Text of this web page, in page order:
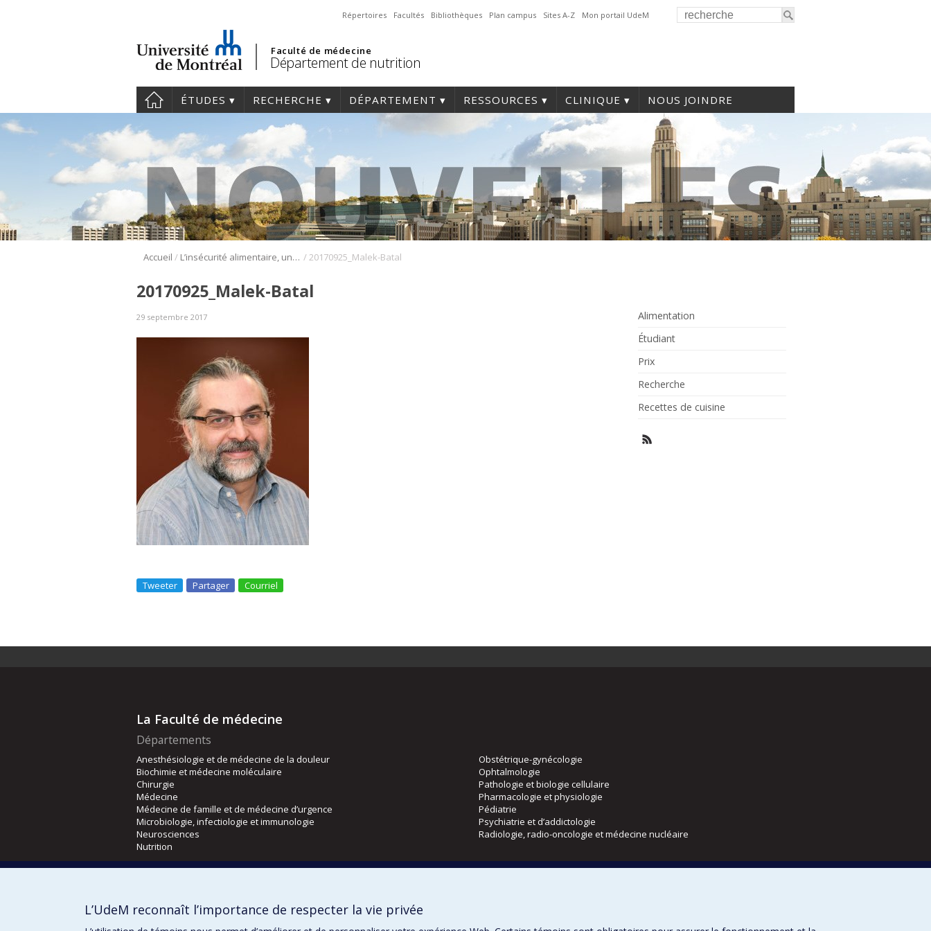
Répertoires Facultés Bibliothèques Plan campus Sites A-Z Mon portail UdeM
Faculté de médecine
Département de nutrition
ÉTUDES RECHERCHE DÉPARTEMENT RESSOURCES CLINIQUE NOUS JOINDRE
Accueil / L’insécurité alimentaire, une grande préoccupation des Premières Nations en Atlantique /20170925_Malek-Batal
Alimentation
Étudiant
Prix
Recherche
Recettes de cuisine
20170925_Malek-Batal
29 septembre 2017
Tweeter Partager Courriel
La Faculté de médecine
Départements
Anesthésiologie et de médecine de la douleur
Biochimie et médecine moléculaire
Chirurgie
Médecine
Médecine de famille et de médecine d’urgence
Microbiologie, infectiologie et immunologie
Neurosciences
Nutrition
Obstétrique-gynécologie
Ophtalmologie
Pathologie et biologie cellulaire
Pharmacologie et physiologie
Pédiatrie
Psychiatrie et d’addictologie
Radiologie, radio-oncologie et médecine nucléaire
Orthophonie et audiologie
L’UdeM reconnaît l’importance de respecter la vie privée